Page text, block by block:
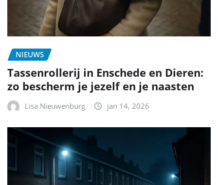
NIEUWS
Tassenrollerij in Enschede en Dieren:
zo bescherm je jezelf en je naasten
Lisa Nieuwenburg jan 14, 2026